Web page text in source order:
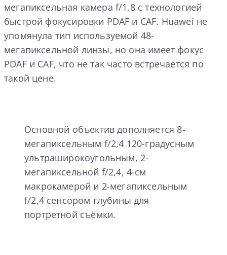
мегапиксельная камера f/1,8 с технологией
быстрой фокусировки PDAF и CAF. Huawei не
упомянула тип используемой 48-
мегапиксельной линзы, но она имеет фокус
PDAF и CAF, что не так часто встречается по
такой цене.
Основной объектив дополняется 8-
мегапиксельным f/2,4 120-градусным
ультраширокоугольным, 2-
мегапиксельной f/2,4, 4-см
макрокамерой и 2-мегапиксельным
f/2,4 сенсором глубины для
портретной съёмки.